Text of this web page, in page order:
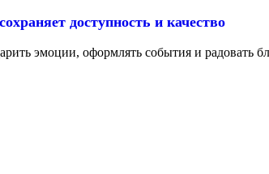
доступность и качество
эмоции, оформлять события и радовать